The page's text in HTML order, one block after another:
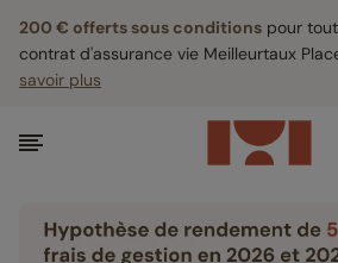
200 € offerts sous conditions pour
contrat d'assurance vie Meilleurtaux
savoir plus